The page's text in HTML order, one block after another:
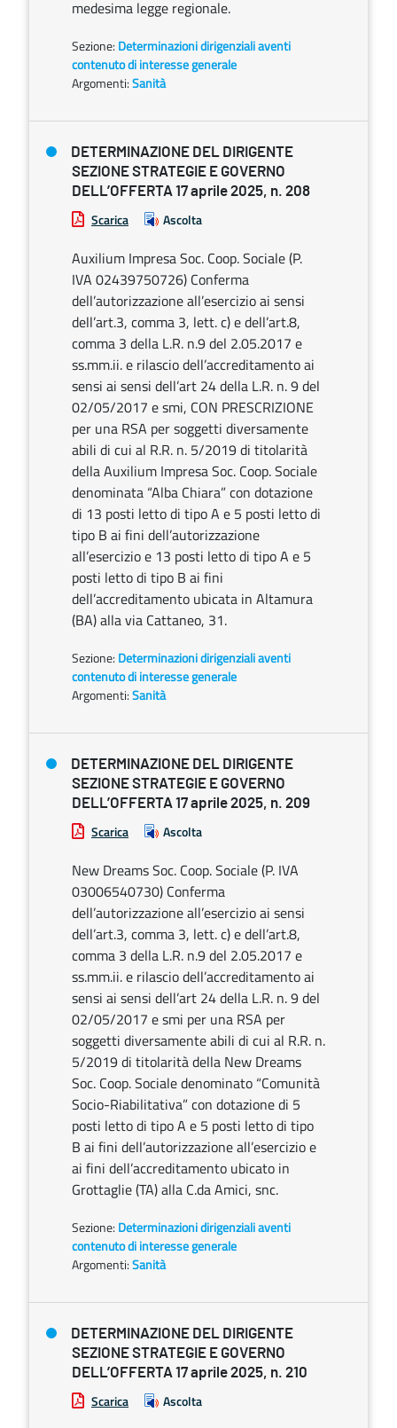
medesima legge regionale.
Sezione: Determinazioni dirigenziali aventi
contenuto di interesse generale
Argomenti:Sanità
DETERMINAZIONE DEL DIRIGENTE
SEZIONE STRATEGIE E GOVERNO
DELL’OFFERTA 17 aprile 2025, n. 208
Scarica Ascolta
Auxilium Impresa Soc. Coop. Sociale (P.
IVA 02439750726) Conferma
dell’autorizzazione all’esercizio ai sensi
dell’art.3, comma 3, lett. c) e dell’art.8,
comma 3 della L.R. n.9 del 2.05.2017 e
ss.mm.ii. e rilascio dell’accreditamento ai
sensi ai sensi dell’art 24 della L.R. n. 9 del
02/05/2017 e smi, CON PRESCRIZIONE
per una RSA per soggetti diversamente
abili di cui al R.R. n. 5/2019 di titolarità
della Auxilium Impresa Soc. Coop. Sociale
denominata “Alba Chiara” con dotazione
di 13 posti letto di tipo A e 5 posti letto di
tipo B ai fini dell’autorizzazione
all’esercizio e 13 posti letto di tipo A e 5
posti letto di tipo B ai fini
dell’accreditamento ubicata in Altamura
(BA) alla via Cattaneo, 31.
Sezione: Determinazioni dirigenziali aventi
contenuto di interesse generale
Argomenti:Sanità
DETERMINAZIONE DEL DIRIGENTE
SEZIONE STRATEGIE E GOVERNO
DELL’OFFERTA 17 aprile 2025, n. 209
Scarica Ascolta
New Dreams Soc. Coop. Sociale (P. IVA
03006540730) Conferma
dell’autorizzazione all’esercizio ai sensi
dell’art.3, comma 3, lett. c) e dell’art.8,
comma 3 della L.R. n.9 del 2.05.2017 e
ss.mm.ii. e rilascio dell’accreditamento ai
sensi ai sensi dell’art 24 della L.R. n. 9 del
02/05/2017 e smi per una RSA per
soggetti diversamente abili di cui al R.R. n.
5/2019 di titolarità della New Dreams
Soc. Coop. Sociale denominato “Comunità
Socio-Riabilitativa” con dotazione di 5
posti letto di tipo A e 5 posti letto di tipo
B ai fini dell’autorizzazione all’esercizio e
ai fini dell’accreditamento ubicato in
Grottaglie (TA) alla C.da Amici, snc.
Sezione: Determinazioni dirigenziali aventi
contenuto di interesse generale
Argomenti:Sanità
DETERMINAZIONE DEL DIRIGENTE
SEZIONE STRATEGIE E GOVERNO
DELL’OFFERTA 17 aprile 2025, n. 210
Scarica Ascolta